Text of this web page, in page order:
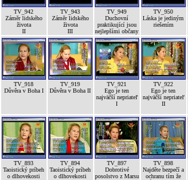
TV_942
Záměr lidského
života
II
TV_943
Záměr lidského
života
III
TV_949
Duchovní
praktikující jsou
nejlepšími občany
TV_950
Láska je jediným
riešením
TV_918
Důvěra v Boha I
TV_919
Důvěra v Boha II
TV_921
Ego je ten
najväčší nepriateľ
I
TV_922
Ego je ten
najväčší nepriateľ
II
TV_893
Taoistický príbeh
o dlhovekosti
TV_894
Taoistický príbeh
o dlhovekosti
TV_897
Dobrotivé
posolstvo z Marsu
TV_898
Najděte bezpečí a
ochranu tím že